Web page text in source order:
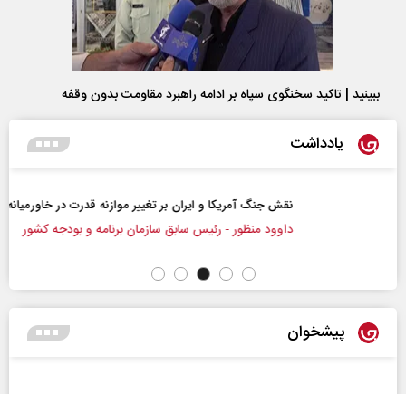
ببینید | تاکید سخنگوی سپاه بر ادامه راهبرد مقاومت بدون وقفه
یادداشت
نقش جنگ آمریکا و ایران بر تغییر موازنه قدرت در خاورمیانه
داوود منظور - رئیس سابق سازمان برنامه و بودجه کشور
پیشخوان